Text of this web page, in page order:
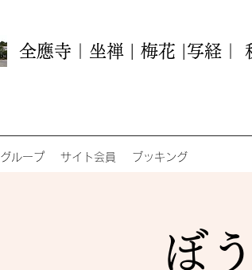
全應寺｜坐禅 | 梅花 |写経｜
グループ サイト会員 ブッキング
ぼ